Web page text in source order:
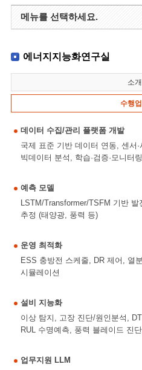
메뉴를 선택하세요.
에너지지능화연구실
소개
수행
데이터 수집/관리 플랫폼 개발
국제 표준 기반 데이터 연동, 센서
빅데이터 분석, 학습·검증·모니터링
예측 모델
LSTM/Transformer/TSFM 기반 발
추정 (태양광, 풍력 등)
운영 최적화
ESS 충방전 스케줄, DR 제어, 열
시뮬레이션
설비 지능화
이상 탐지, 고장 진단/원인분석,
RUL 수명예측, 풍력 블레이드 진
업무지원 LLM